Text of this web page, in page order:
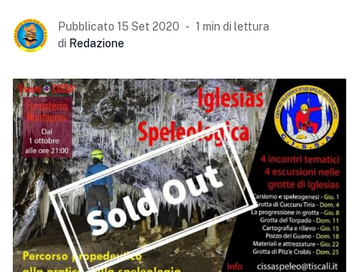
Pubblicato 15 Set 2020
1 min di lettura
di Redazione